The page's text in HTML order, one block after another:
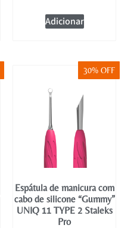
Adicionar
30% OFF
Espátula de manicura com
cabo de silicone “Gummy”
UNIQ 11 TYPE 2 Staleks
Pro